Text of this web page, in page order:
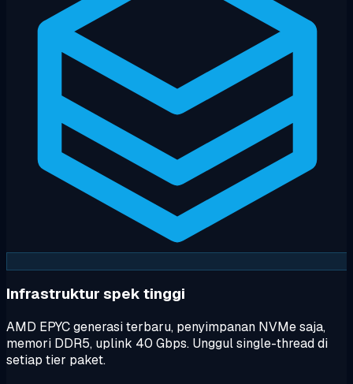
Infrastruktur spek tinggi
AMD EPYC generasi terbaru, penyimpanan NVMe saja,
memori DDR5, uplink 40 Gbps. Unggul single-thread di
setiap tier paket.